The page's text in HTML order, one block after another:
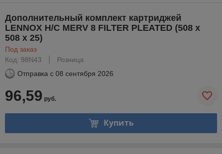
Дополнительный комплект картриджей
LENNOX H/C MERV 8 FILTER PLEATED (508 x
508 x 25)
Под заказ
Код: 98N43
Розница
Отправка с 08 сентября 2026
96,59 руб.
Купить